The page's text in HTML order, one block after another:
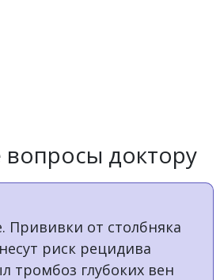
доктору
Прививки от столбняка
риск рецидива
тромбоз глубоких вен